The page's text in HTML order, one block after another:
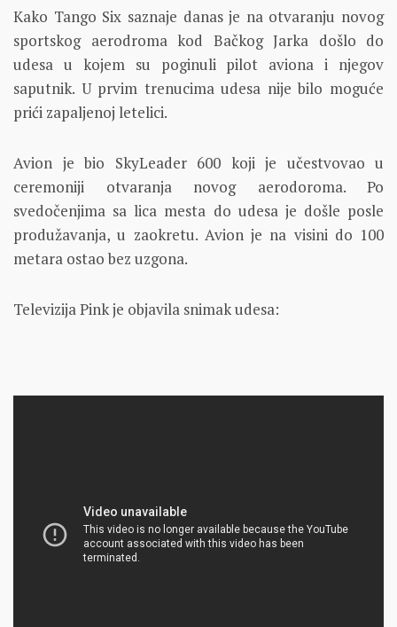
Kako Tango Six saznaje danas je na otvaranju novog
sportskog aerodroma kod Bačkog Jarka došlo do
udesa u kojem su poginuli pilot aviona i njegov
saputnik. U prvim trenucima udesa nije bilo moguće
prići zapaljenoj letelici.
Avion je bio SkyLeader 600 koji je učestvovao u
ceremoniji otvaranja novog aerodoroma. Po
svedočenjima sa lica mesta do udesa je došle posle
produžavanja, u zaokretu. Avion je na visini do 100
metara ostao bez uzgona.
Televizija Pink je objavila snimak udesa: